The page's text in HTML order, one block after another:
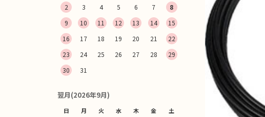
2
3 4 5 6 7
8
9
10 11 12 13 14
15
16
17 18 19 20 21
22
23
24 25 26 27 28
29
30
31
翌月(2026年9月)
日 月 火 水 木 金 土